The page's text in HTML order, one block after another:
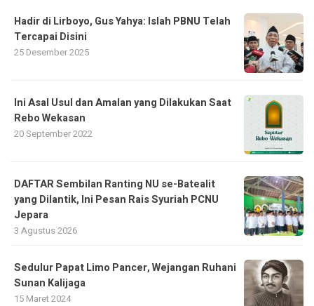
Hadir di Lirboyo, Gus Yahya: Islah PBNU Telah
Tercapai Disini
25 Desember 2025
Ini Asal Usul dan Amalan yang Dilakukan Saat
Rebo Wekasan
20 September 2022
DAFTAR Sembilan Ranting NU se-Batealit
yang Dilantik, Ini Pesan Rais Syuriah PCNU
Jepara
3 Agustus 2026
Sedulur Papat Limo Pancer, Wejangan Ruhani
Sunan Kalijaga
15 Maret 2024